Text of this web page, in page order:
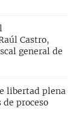
Castro,
general de
libertad plena
de proceso